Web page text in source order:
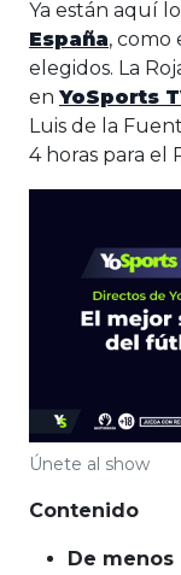
Ya están aquí
España, como
elegidos. La
en YoSports
Luis de la
4 horas para el
Únete al show
Contenido
De menos